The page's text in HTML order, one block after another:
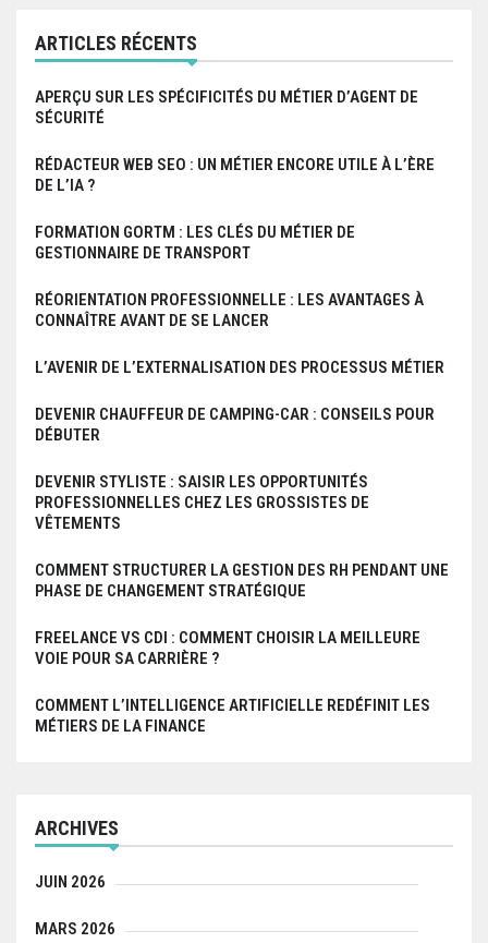
t
i
c
l
ARTICLES RÉCENTS
APERÇU SUR LES SPÉCIFICITÉS DU MÉTIER D’AGENT DE
SÉCURITÉ
RÉDACTEUR WEB SEO : UN MÉTIER ENCORE UTILE À L’ÈRE
DE L’IA ?
FORMATION GORTM : LES CLÉS DU MÉTIER DE
GESTIONNAIRE DE TRANSPORT
RÉORIENTATION PROFESSIONNELLE : LES AVANTAGES À
CONNAÎTRE AVANT DE SE LANCER
L’AVENIR DE L’EXTERNALISATION DES PROCESSUS MÉTIER
DEVENIR CHAUFFEUR DE CAMPING-CAR : CONSEILS POUR
DÉBUTER
DEVENIR STYLISTE : SAISIR LES OPPORTUNITÉS
PROFESSIONNELLES CHEZ LES GROSSISTES DE
VÊTEMENTS
COMMENT STRUCTURER LA GESTION DES RH PENDANT UNE
PHASE DE CHANGEMENT STRATÉGIQUE
FREELANCE VS CDI : COMMENT CHOISIR LA MEILLEURE
VOIE POUR SA CARRIÈRE ?
COMMENT L’INTELLIGENCE ARTIFICIELLE REDÉFINIT LES
MÉTIERS DE LA FINANCE
ARCHIVES
JUIN 2026
MARS 2026